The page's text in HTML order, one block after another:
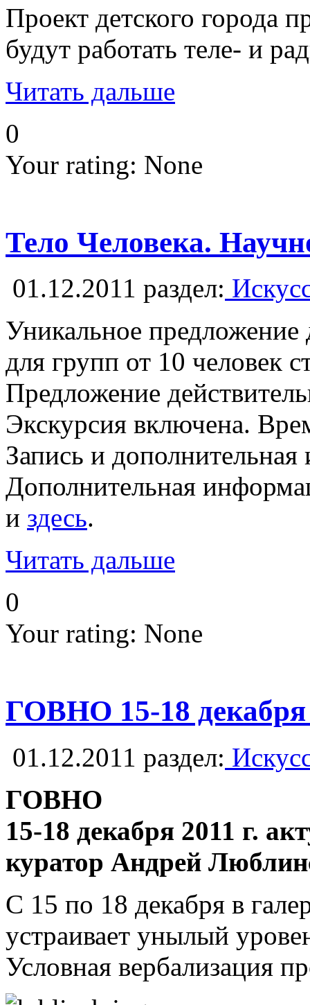
Проект детского города
будут работать теле- и
Читать дальше
0
Your rating: None
Тело Человека.
01.12.2011 раздел:
Уникальное предложение
для групп от 10 человек
Предложение
Экскурсия включена.
Запись и
Дополнительная
и здесь.
Читать дальше
0
Your rating: None
ГОВНО 15-18 декабря
01.12.2011 раздел:
ГОВНО
15-18 декабря 2011 г.
куратор Андрей
С 15 по 18 декабря в
устраивает унылый
Условная вербализация